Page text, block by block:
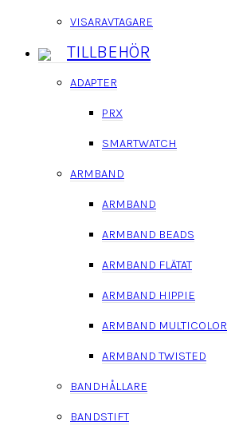
VISARAVTAGARE
TILLBEHÖR
ADAPTER
PRX
SMARTWATCH
ARMBAND
ARMBAND
ARMBAND BEADS
ARMBAND FLÄTAT
ARMBAND HIPPIE
ARMBAND MULTICOLOR
ARMBAND TWISTED
BANDHÅLLARE
BANDSTIFT